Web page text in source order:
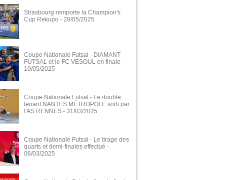
Strasbourg remporte la Champion's
Cup Rekupo - 28/05/2025
Coupe Nationale Futsal - DIAMANT
FUTSAL et le FC VESOUL en finale -
10/05/2025
Coupe Nationale Futsal - Le double
tenant NANTES MÉTROPOLE sorti par
l'AS RENNES - 31/03/2025
Coupe Nationale Futsal - Le tirage des
quarts et demi-finales effectué -
06/03/2025